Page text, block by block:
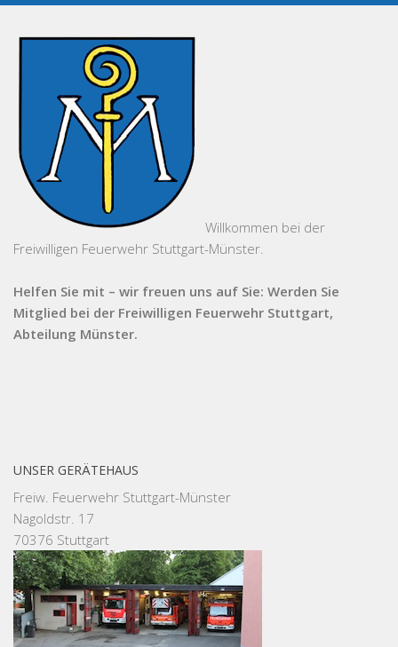
Willkommen bei der
Freiwilligen Feuerwehr Stuttgart-Münster.
Helfen Sie mit – wir freuen uns auf Sie: Werden Sie
Mitglied bei der Freiwilligen Feuerwehr Stuttgart,
Abteilung Münster.
UNSER GERÄTEHAUS
Freiw. Feuerwehr Stuttgart-Münster
Nagoldstr. 17
70376 Stuttgart